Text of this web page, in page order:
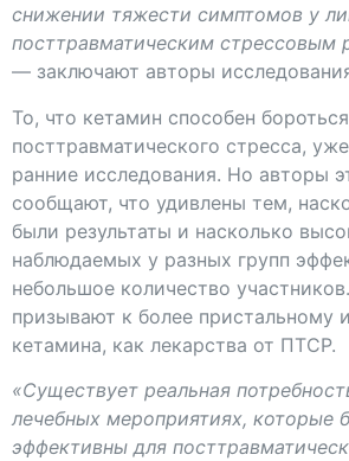
снижении тяжести симптомов у
посттравматическим стрессовым
— заключают авторы
То, что кетамин способен
посттравматического стресса,
ранние исследования. Но авторы
сообщают, что удивлены тем,
были результаты и насколько
наблюдаемых у разных групп
небольшое количество
призывают к более пристальному
кетамина, как лекарства от ПТСР.
«Существует реальная
лечебных мероприятиях, которые
эффективны для